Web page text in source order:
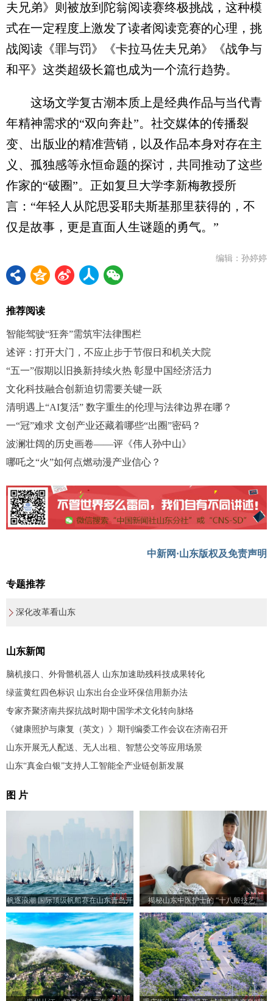
夫兄弟》则被放到陀翁阅读赛终极挑战，这种模
式在一定程度上激发了读者阅读竞赛的心理，挑
战阅读《罪与罚》《卡拉马佐夫兄弟》《战争与
和平》这类超级长篇也成为一个流行趋势。
这场文学复古潮本质上是经典作品与当代青
年精神需求的“双向奔赴”。社交媒体的传播裂
变、出版业的精准营销，以及作品本身对存在主
义、孤独感等永恒命题的探讨，共同推动了这些
作家的“破圈”。正如复旦大学李新梅教授所
言：“年轻人从陀思妥耶夫斯基那里获得的，不
仅是故事，更是直面人生谜题的勇气。”
编辑：孙婷婷
推荐阅读
智能驾驶“狂奔”需筑牢法律围栏
述评：打开大门，不应止步于节假日和机关大院
“五一”假期以旧换新持续火热 彰显中国经济活力
文化科技融合创新迫切需要关键一跃
清明遇上“AI复活” 数字重生的伦理与法律边界在哪？
一“冠”难求 文创产业还藏着哪些“出圈”密码？
波澜壮阔的历史画卷——评《伟人孙中山》
哪吒之“火”如何点燃动漫产业信心？
中新网·山东版权及免责声明
专题推荐
深化改革看山东
山东新闻
脑机接口、外骨骼机器人 山东加速助残科技成果转化
绿蓝黄红四色标识 山东出台企业环保信用新办法
专家齐聚济南共探抗战时期中国学术文化转向脉络
《健康照护与康复（英文）》期刊编委工作会议在济南召开
山东开展无人配送、无人出租、智慧公交等应用场景
山东“真金白银”支持人工智能全产业链创新发展
图 片
帆逐浪潮 国际顶级帆船赛在山东青岛开
赛
揭秘山东中医护士的 “十八般技艺”